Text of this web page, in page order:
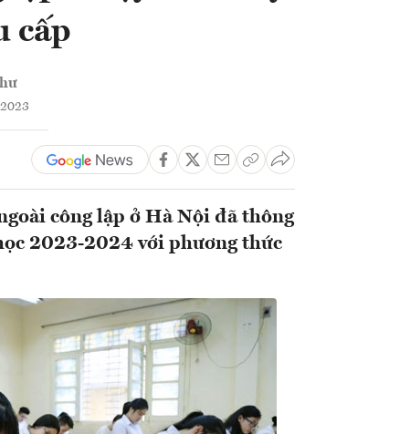
cấp
công lập ở Hà Nội đã thông
2023-2024 với phương thức